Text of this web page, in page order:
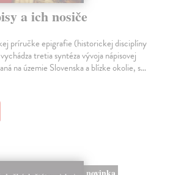
a ich nosiče
príručke epigrafie (historickej disciplíny
tretia syntéza vývoja nápisovej
na územie Slovenska a blízke okolie, s…